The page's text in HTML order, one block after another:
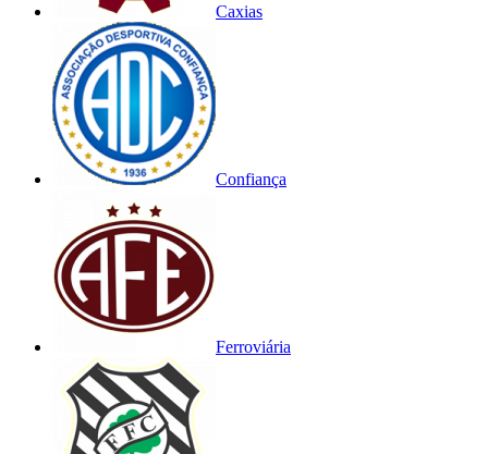
Caxias
Confiança
Ferroviária